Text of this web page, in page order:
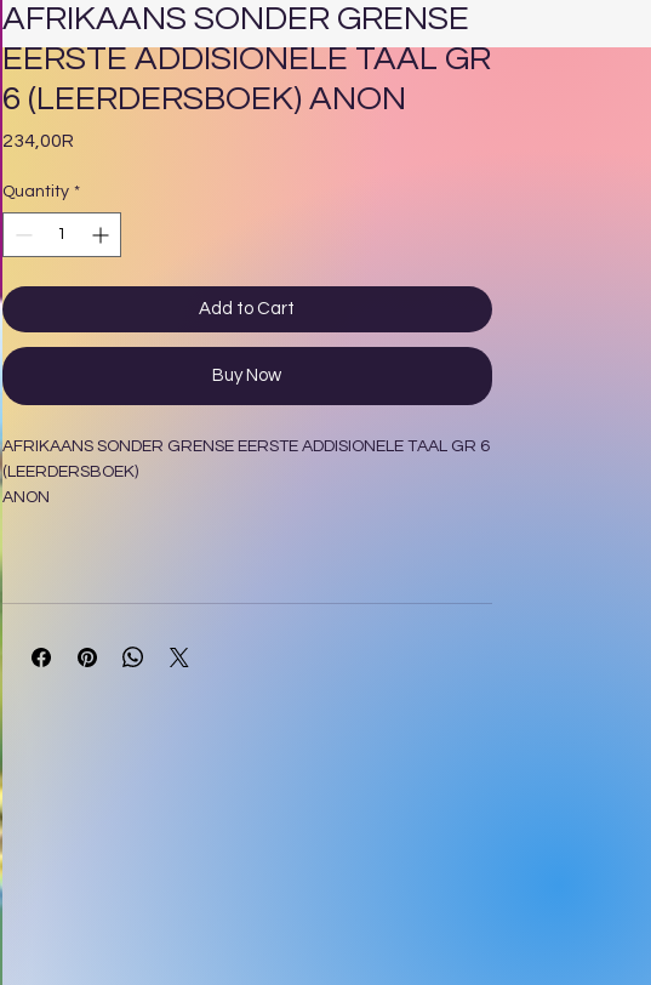
AFRIKAANS SONDER GRENSE
EERSTE ADDISIONELE TAAL GR
6 (LEERDERSBOEK) ANON
234,00RPrice
Quantity *
Add to Cart
Buy Now
AFRIKAANS SONDER GRENSE EERSTE ADDISIONELE TAAL GR 6
(LEERDERSBOEK)
ANON